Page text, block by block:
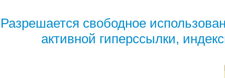
Разрешается свободное
активной гиперссылки,